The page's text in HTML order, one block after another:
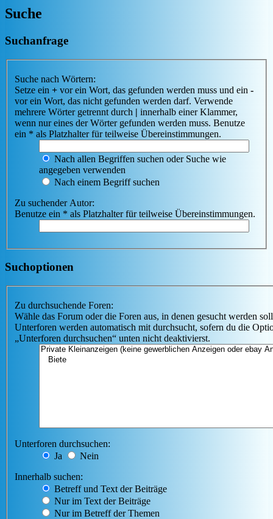
Suche
Suchanfrage
Suche nach Wörtern:
Setze ein + vor ein Wort, das gefunden werden muss und ein -
vor ein Wort, das nicht gefunden werden darf. Verwende
mehrere Wörter getrennt durch | innerhalb einer Klammer,
wenn nur eines der Wörter gefunden werden muss. Benutze
ein * als Platzhalter für teilweise Übereinstimmungen.
Nach allen Begriffen suchen oder Suche wie
angegeben verwenden
Nach einem Begriff suchen
Zu suchender Autor:
Benutze ein * als Platzhalter für teilweise Übereinstimmungen.
Suchoptionen
Zu durchsuchende Foren:
Wähle das Forum oder die Foren aus, in denen gesucht werden
Unterforen werden automatisch mit durchsucht, sofern du die
„Unterforen durchsuchen“ unten nicht deaktivierst.
Unterforen durchsuchen:
Ja
Nein
Innerhalb suchen:
Betreff und Text der Beiträge
Nur im Text der Beiträge
Nur im Betreff der Themen